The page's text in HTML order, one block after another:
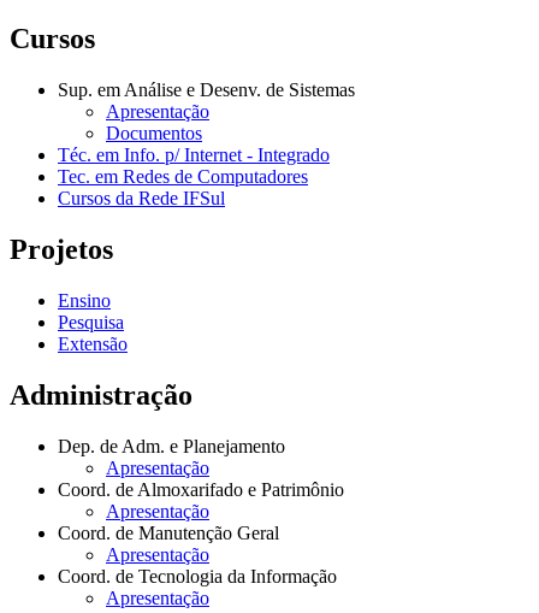
Cursos
Sup. em Análise e Desenv. de Sistemas
Apresentação
Documentos
Téc. em Info. p/ Internet - Integrado
Tec. em Redes de Computadores
Cursos da Rede IFSul
Projetos
Ensino
Pesquisa
Extensão
Administração
Dep. de Adm. e Planejamento
Apresentação
Coord. de Almoxarifado e Patrimônio
Apresentação
Coord. de Manutenção Geral
Apresentação
Coord. de Tecnologia da Informação
Apresentação